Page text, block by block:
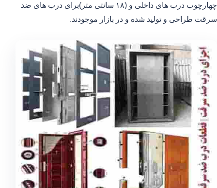
چهارچوب درب های داخلی و (۱۸ سانتی متر)برای درب های ضد
سرقت طراحی و تولید شده و در بازار موجودند.